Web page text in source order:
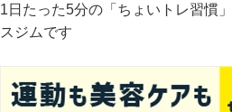
1日たった5分の「ちょいトレ習慣
スジムです